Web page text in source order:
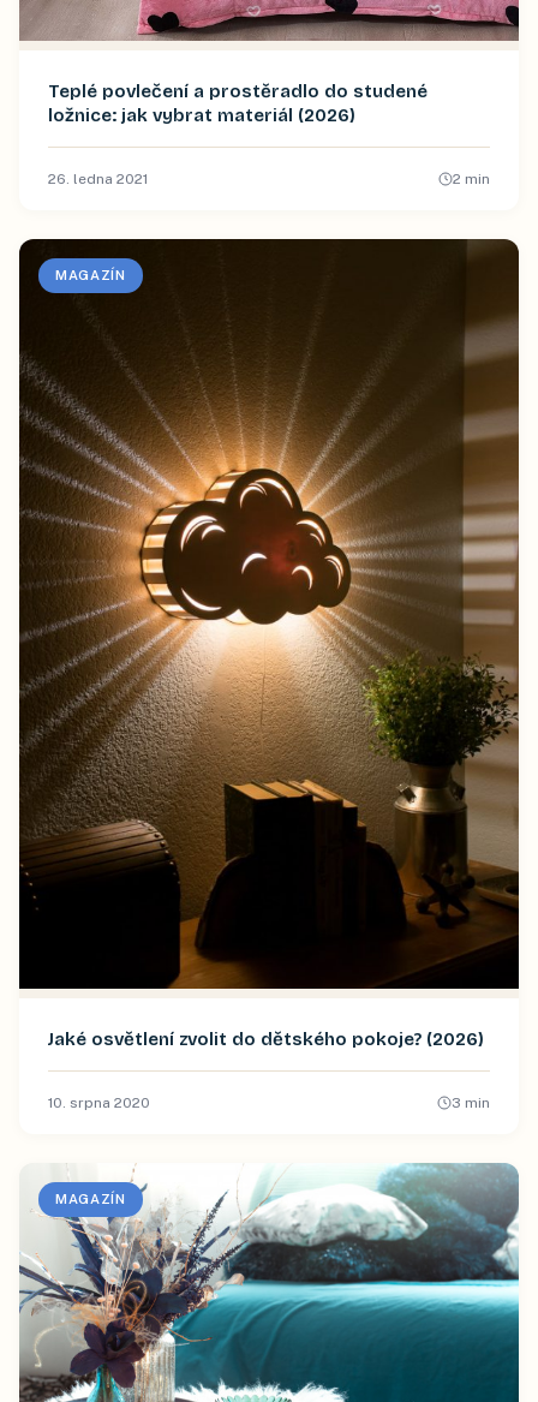
Teplé povlečení a prostěradlo do studené
ložnice: jak vybrat materiál (2026)
26. ledna 2021 2 min
MAGAZÍN
Jaké osvětlení zvolit do dětského pokoje? (2026)
10. srpna 2020 3 min
MAGAZÍN